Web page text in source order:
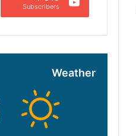
Subscribers
Weather